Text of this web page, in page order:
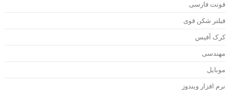
فارسی
شکن قوی
آفیس
افزار ویندوز